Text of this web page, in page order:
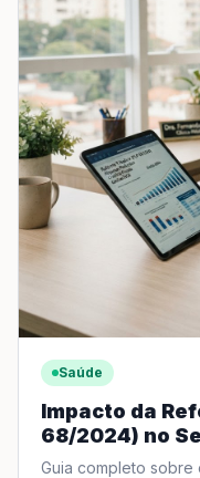
Saúde
Impacto da
68/2024) no
Médicas: O
Guia completo sobre